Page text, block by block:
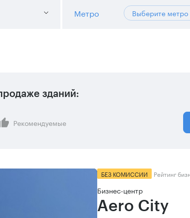
Метро Выберите метро
зданий:
Рекомендуемые
БЕЗ КОМИССИИ Рейтинг
Бизнес-центр
Aero City